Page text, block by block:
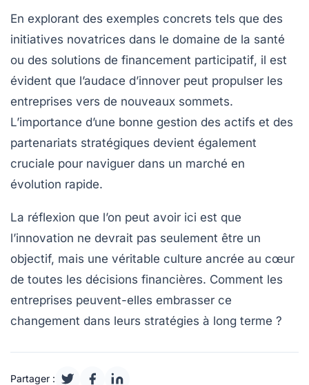
En explorant des exemples concrets tels que des
initiatives novatrices dans le domaine de la santé
ou des solutions de financement participatif, il est
évident que l’audace d’innover peut propulser les
entreprises vers de nouveaux sommets.
L’importance d’une bonne gestion des actifs et des
partenariats stratégiques devient également
cruciale pour naviguer dans un marché en
évolution rapide.
La réflexion que l’on peut avoir ici est que
l’innovation ne devrait pas seulement être un
objectif, mais une véritable culture ancrée au cœur
de toutes les décisions financières. Comment les
entreprises peuvent-elles embrasser ce
changement dans leurs stratégies à long terme ?
Partager :